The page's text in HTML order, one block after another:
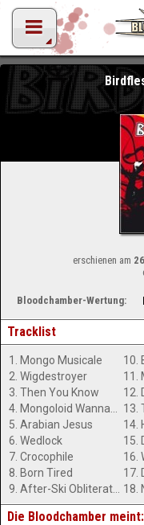
erschienen am
Bloodchamber-Wertung:
Tracklist
1. Mongo Musicale
2. Wigdestroyer
3. Then You Know
5. Arabian Jesus
6. Wedlock
7. Crocophile
8. Born Tired
10.
11.
12.
13.
14.
15.
18.
Die Bloodchamber meint: